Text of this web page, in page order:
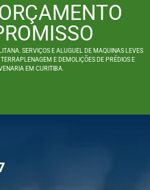
SERVIÇOS E ALUGUEL DE MAQUINAS LEVES
E DEMOLIÇÕES DE PRÉDIOS E
EM CURITIBA.